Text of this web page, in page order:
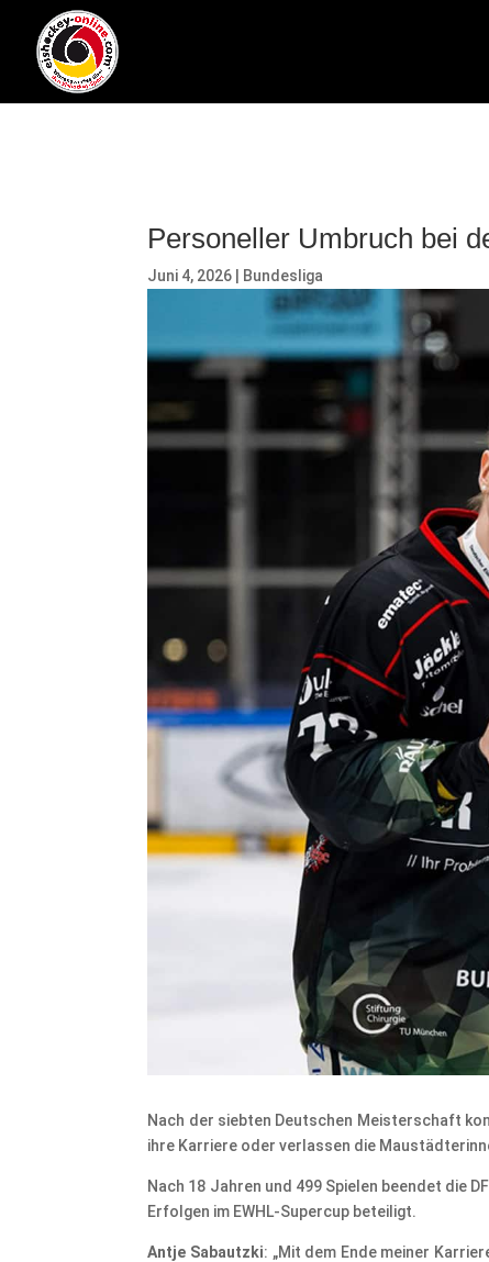
Personeller Umbruch bei
Juni 4, 2026 Bundesliga
Nach der siebten Deutschen Meisterschaft
ihre Karriere oder verlassen die
Nach 18 Jahren und 499 Spielen beendet die
Erfolgen im EWHL-Supercup beteiligt.
Antje Sabautzki: „Mit dem Ende meiner